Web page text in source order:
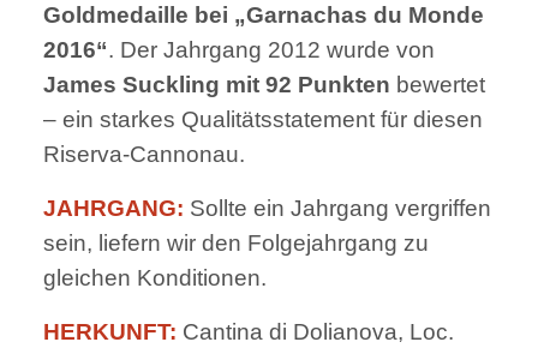
Goldmedaille bei „Garnachas du Monde
2016“. Der Jahrgang 2012 wurde von
James Suckling mit 92 Punkten bewertet
– ein starkes Qualitätsstatement für diesen
Riserva-Cannonau.
JAHRGANG: Sollte ein Jahrgang vergriffen
sein, liefern wir den Folgejahrgang zu
gleichen Konditionen.
HERKUNFT: Cantina di Dolianova, Loc.